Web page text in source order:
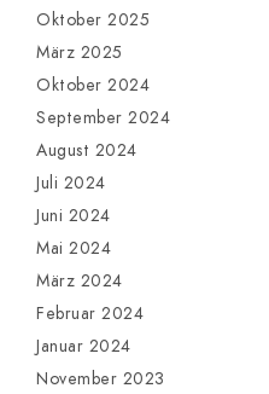
Oktober 2025
März 2025
Oktober 2024
September 2024
August 2024
Juli 2024
Juni 2024
Mai 2024
März 2024
Februar 2024
Januar 2024
November 2023